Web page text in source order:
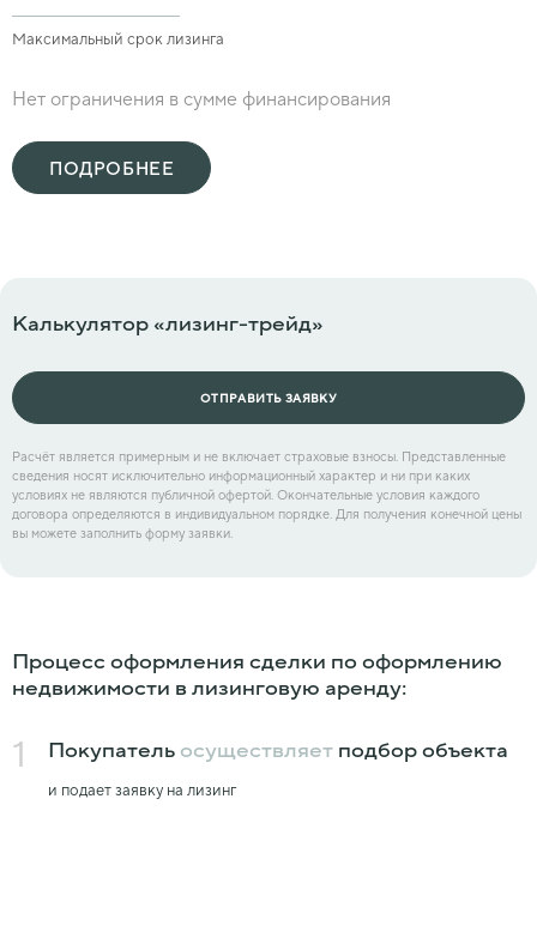
Максимальный срок лизинга
Нет ограничения в сумме финансирования
ПОДРОБНЕЕ
Калькулятор «лизинг-трейд»
ОТПРАВИТЬ ЗАЯВКУ
Расчёт является примерным и не включает страховые взносы. Представленные
сведения носят исключительно информационный характер и ни при каких
условиях не являются публичной офертой. Окончательные условия каждого
договора определяются в индивидуальном порядке. Для получения конечной цены
вы можете заполнить форму заявки.
Процесс оформления сделки по оформлению
недвижимости в лизинговую аренду:
1 Покупатель осуществляет подбор объекта
и подает заявку на лизинг